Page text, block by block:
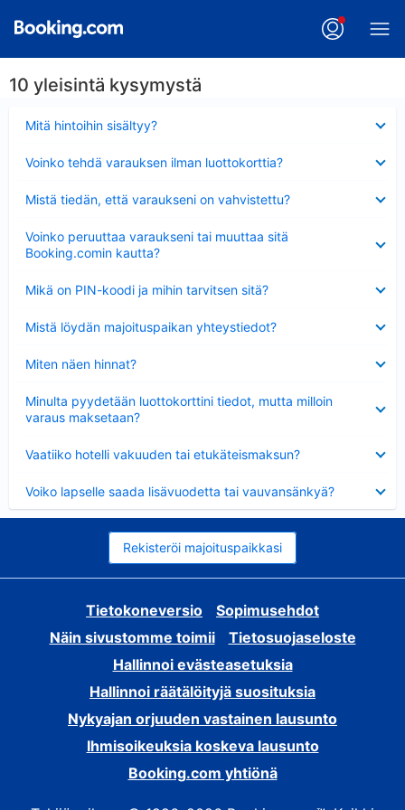
10 yleisintä kysymystä
Mitä hintoihin sisältyy?
Voinko tehdä varauksen ilman luottokorttia?
Mistä tiedän, että varaukseni on vahvistettu?
Voinko peruuttaa varaukseni tai muuttaa sitä
Booking.comin kautta?
Mikä on PIN-koodi ja mihin tarvitsen sitä?
Mistä löydän majoituspaikan yhteystiedot?
Miten näen hinnat?
Minulta pyydetään luottokorttini tiedot, mutta milloin
varaus maksetaan?
Vaatiiko hotelli vakuuden tai etukäteismaksun?
Voiko lapselle saada lisävuodetta tai vauvansänkyä?
Rekisteröi majoituspaikkasi
Tietokoneversio
Sopimusehdot
Näin sivustomme toimii
Tietosuojaseloste
Hallinnoi evästeasetuksia
Hallinnoi räätälöityjä suosituksia
Nykyajan orjuuden vastainen lausunto
Ihmisoikeuksia koskeva lausunto
Booking.com yhtiönä